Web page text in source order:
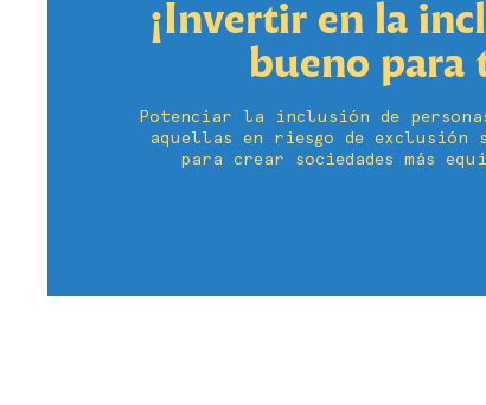
¡Invertir en la
bueno para
Potenciar la inclusión de
aquellas en riesgo de exclusión
para crear sociedades más